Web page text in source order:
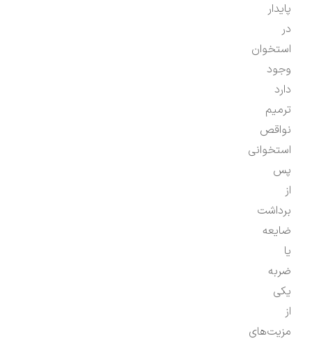
پایدار
در
استخوان
وجود
دارد
ترمیم
نواقص
استخوانی
پس
از
برداشت
ضایعه
یا
ضربه
یکی
از
مزیت‌های